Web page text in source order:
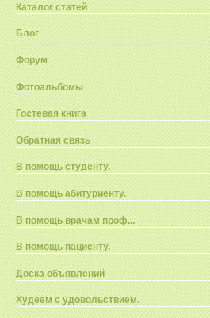
Каталог статей
Блог
Форум
Фотоальбомы
Гостевая книга
Обратная связь
В помощь студенту.
В помощь абитуриенту.
В помощь врачам проф...
В помощь пациенту.
Доска объявлений
Худеем с удовольствием.